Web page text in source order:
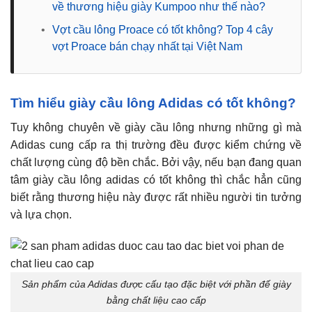
về thương hiệu giày Kumpoo như thế nào?
•
Vợt cầu lông Proace có tốt không? Top 4 cây
vợt Proace bán chạy nhất tại Việt Nam
Tìm hiểu giày cầu lông Adidas có tốt không?
Tuy không chuyên về giày cầu lông nhưng những gì mà
Adidas cung cấp ra thị trường đều được kiểm chứng về
chất lượng cùng độ bền chắc. Bởi vậy, nếu bạn đang quan
tâm giày cầu lông adidas có tốt không thì chắc hẳn cũng
biết rằng thương hiệu này được rất nhiều người tin tưởng
và lựa chọn.
Sản phẩm của Adidas được cấu tạo đặc biệt với phần đế giày
bằng chất liệu cao cấp